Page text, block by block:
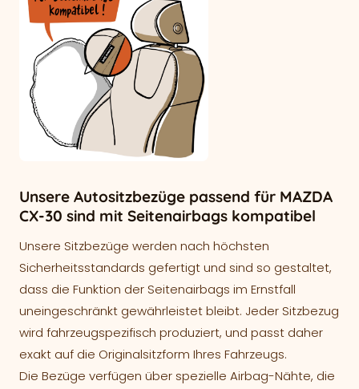
Unsere Autositzbezüge passend für MAZDA
CX-30 sind mit Seitenairbags kompatibel
Unsere Sitzbezüge werden nach höchsten
Sicherheitsstandards gefertigt und sind so gestaltet,
dass die Funktion der Seitenairbags im Ernstfall
uneingeschränkt gewährleistet bleibt. Jeder Sitzbezug
wird fahrzeugspezifisch produziert, und passt daher
exakt auf die Originalsitzform Ihres Fahrzeugs.
Die Bezüge verfügen über spezielle Airbag-Nähte, die